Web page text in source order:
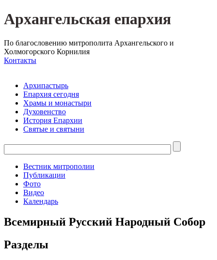
Архангельская епархия
По благословению митрополита Архангельского и
Холмогорского Корнилия
Контакты
Архипастырь
Епархия сегодня
Храмы и монастыри
Духовенство
История Епархии
Святые и святыни
Вестник митрополии
Публикации
Фото
Видео
Календарь
Всемирный Русский Народный Собор
Разделы